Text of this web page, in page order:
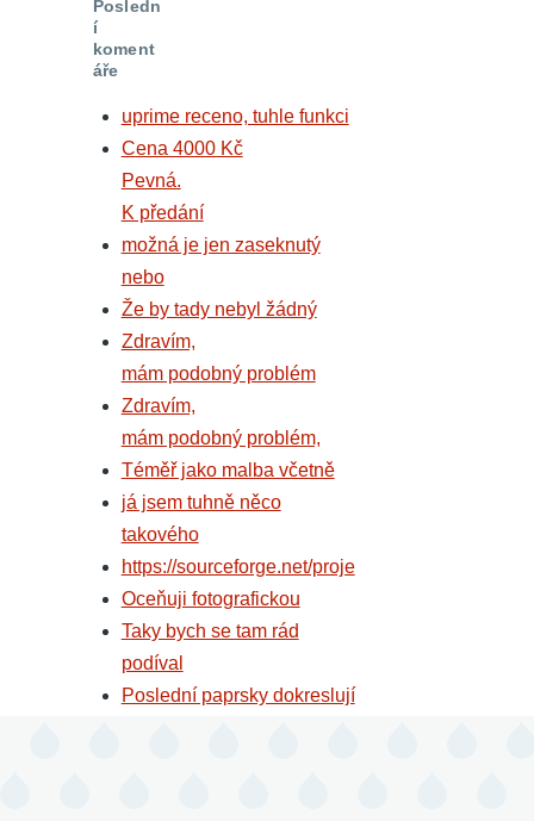
Posledn
í
koment
áře
uprime receno, tuhle funkci
Cena 4000 Kč
Pevná.
K předání
možná je jen zaseknutý
nebo
Že by tady nebyl žádný
Zdravím,
mám podobný problém
Zdravím,
mám podobný problém,
Téměř jako malba včetně
já jsem tuhně něco
takového
https://sourceforge.net/proje
Oceňuji fotografickou
Taky bych se tam rád
podíval
Poslední paprsky dokreslují